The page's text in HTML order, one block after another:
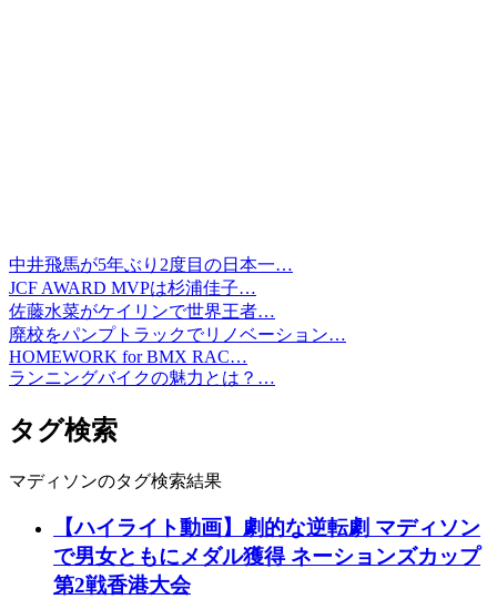
中井飛馬が5年ぶり2度目の日本一…
JCF AWARD MVPは杉浦佳子…
佐藤水菜がケイリンで世界王者…
廃校をパンプトラックでリノベーション…
HOMEWORK for BMX RAC…
ランニングバイクの魅力とは？…
タグ検索
マディソンのタグ検索結果
【ハイライト動画】劇的な逆転劇 マディソン
で男女ともにメダル獲得 ネーションズカップ
第2戦香港大会